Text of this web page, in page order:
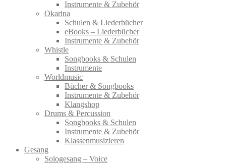
Instrumente & Zubehör
Okarina
Schulen & Liederbücher
eBooks – Liederbücher
Instrumente & Zubehör
Whistle
Songbooks & Schulen
Instrumente
Worldmusic
Bücher & Songbooks
Instrumente & Zubehör
Klangshop
Drums & Percussion
Songbooks & Schulen
Instrumente & Zubehör
Klassenmusizieren
Gesang
Sologesang – Voice